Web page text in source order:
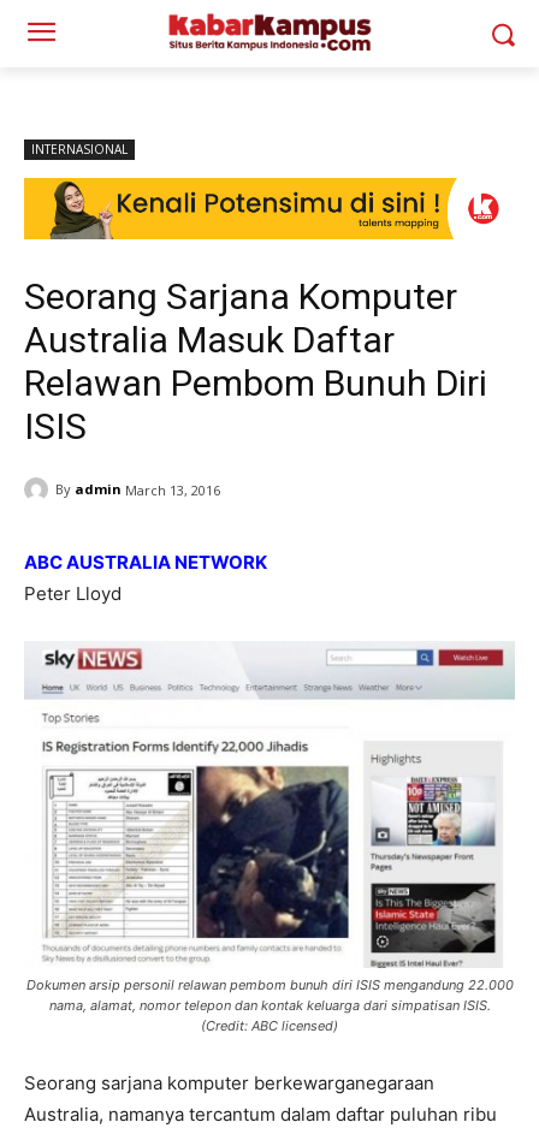
INTERNASIONAL
Seorang Sarjana Komputer
Australia Masuk Daftar
Relawan Pembom Bunuh Diri
ISIS
By admin March 13, 2016
ABC AUSTRALIA NETWORK
Peter Lloyd
Dokumen arsip personil relawan pembom bunuh diri ISIS mengandung 22.000
nama, alamat, nomor telepon dan kontak keluarga dari simpatisan ISIS.
(Credit: ABC licensed)
Seorang sarjana komputer berkewarganegaraan
Australia, namanya tercantum dalam daftar puluhan ribu